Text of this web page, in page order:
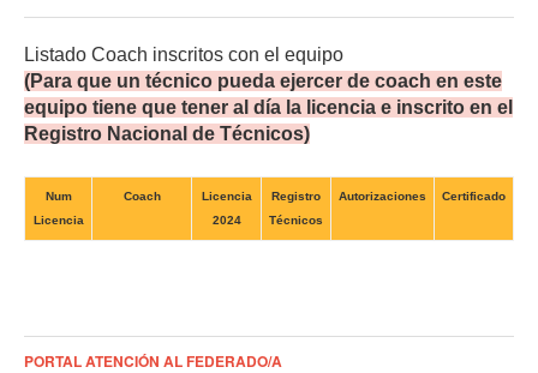
Listado Coach inscritos con el equipo
(Para que un técnico pueda ejercer de coach en este
equipo tiene que tener al día la licencia e inscrito en el
Registro Nacional de Técnicos)
Num
Licencia
Coach
Licencia
2024
Registro
Técnicos
Autorizaciones Certificado
PORTAL ATENCIÓN AL FEDERADO/A